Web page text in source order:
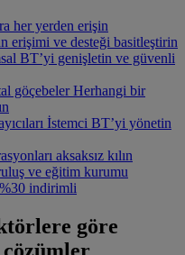
her yerden erişin
erişimi ve desteği basitleştirin
BT’yi genişletin ve güvenli
göçebeler Herhangi bir
İstemci BT’yi yönetin
aksaksız kılın
ve eğitim kurumu
indirimli
göre
çözümler